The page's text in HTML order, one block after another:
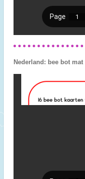
Nederland: bee bot mat